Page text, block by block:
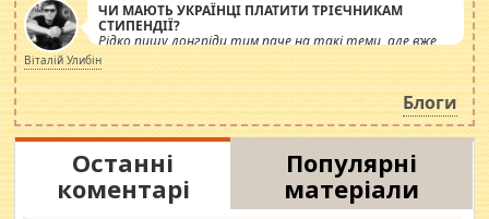
ЧИ МАЮТЬ УКРАЇНЦІ ПЛАТИТИ ТРІЄЧНИКАМ
СТИПЕНДІЇ?
Рідко пишу лонгріди тим паче на такі теми, але вже
просто дістало! Обурюють сьогоднішні інсенуації
навколо стипендіального питання. Штучно
роздувається ще одна соціальна катастрофа.
Віталій Улибін
Блоги
Останні
коментарі
Популярні
матеріали